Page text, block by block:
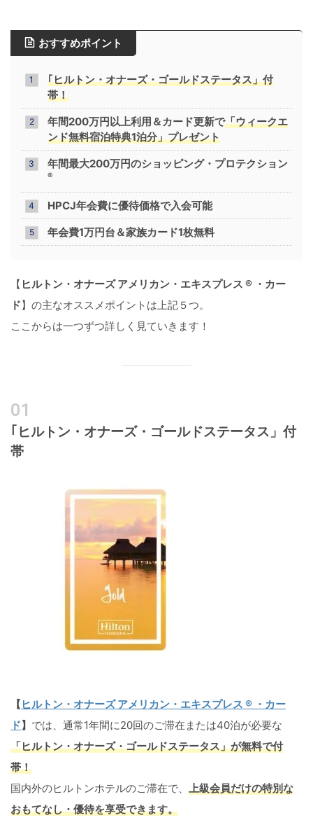
おすすめポイント
｢ヒルトン・オナーズ・ゴールドステータス」付
帯！
年間200万円以上利用＆カード更新で「ウィークエ
ンド無料宿泊特典1泊分」プレゼント
年間最大200万円のショッピング・プロテクション
®
HPCJ年会費に優待価格で入会可能
年会費1万円台＆家族カード1枚無料
【 ヒルトン・オナーズ アメリカン・エキスプレス ® ・カー
ド】の主なオススメポイントは上記５つ。
ここからは一つずつ詳しく見ていきます！
｢ヒルトン・オナーズ・ゴールドステータス」付
帯
【 ヒルトン・オナーズ アメリカン・エキスプレス ® ・カー
ド】 では、通常1年間に20回のご滞在または40泊が必要な
「ヒルトン・オナーズ・ゴールドステータス」が無料で付
帯！
国内外のヒルトンホテルのご滞在で、 上級会員だけの特別な
おもてなし・優待を享受できます。